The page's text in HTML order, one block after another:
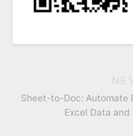
Sheet-to-Doc: Automate
Excel Data